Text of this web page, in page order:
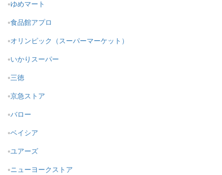
ゆめマート
食品館アプロ
オリンピック（スーパーマーケット）
いかりスーパー
三徳
京急ストア
バロー
ベイシア
ユアーズ
ニューヨークストア